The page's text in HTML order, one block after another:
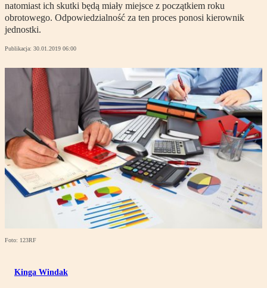
natomiast ich skutki będą miały miejsce z początkiem roku
obrotowego. Odpowiedzialność za ten proces ponosi kierownik
jednostki.
Publikacja: 30.01.2019 06:00
Foto: 123RF
Kinga Windak